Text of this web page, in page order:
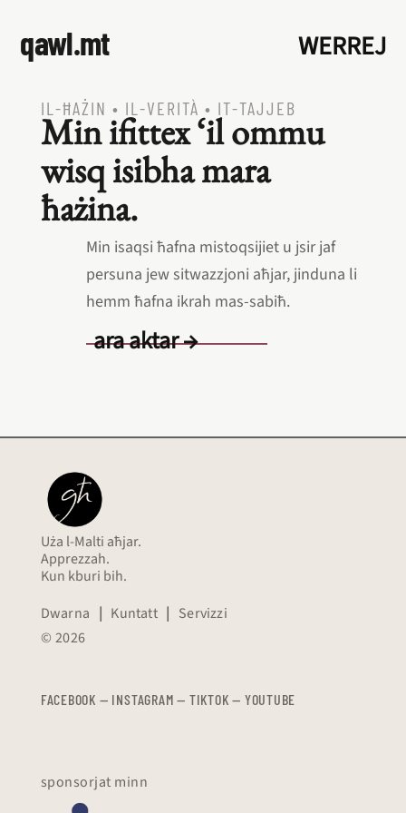
qawl.mt WERREJ
IL‑ĦAŻIN • IL‑VERITÀ • IT‑TAJJEB
Min ifittex ‘il ommu
wisq isibha mara
ħażina.
Min isaqsi ħafna mistoqsijiet u jsir jaf
persuna jew sitwazzjoni aħjar, jinduna li
hemm ħafna ikrah mas‑sabiħ.
ara aktar →
Uża l-Malti aħjar.
Apprezzah.
Kun kburi bih.
Dwarna | Kuntatt | Servizzi
© 2026
FACEBOOK — INSTAGRAM — TIKTOK — YOUTUBE
sponsorjat minn